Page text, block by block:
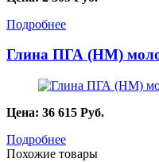
Подробнее
Глина ПГА (НМ)
Цена: 36 615 Руб.
Подробнее
Похожие товары